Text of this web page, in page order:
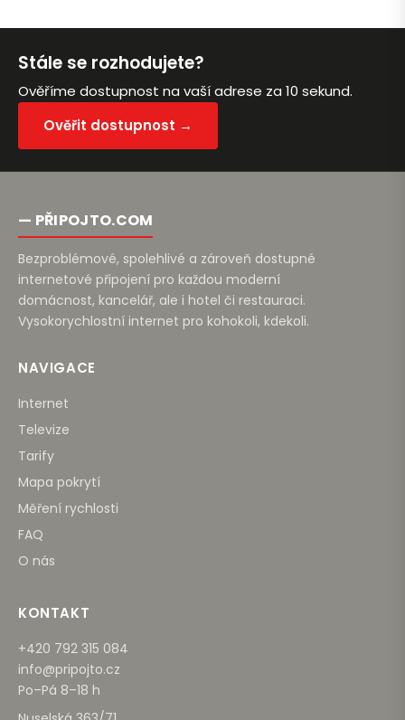
Stále se rozhodujete?
Ověříme dostupnost na vaší adrese za 10 sekund.
Ověřit dostupnost →
— PŘIPOJTO.COM
Bezproblémové, spolehlivé a zároveň dostupné
internetové připojení pro každou moderní
domácnost, kancelář, ale i hotel či restauraci.
Vysokorychlostní internet pro kohokoli, kdekoli.
NAVIGACE
Internet
Televize
Tarify
Mapa pokrytí
Měření rychlosti
FAQ
O nás
KONTAKT
+420 792 315 084
info@pripojto.cz
Po–Pá 8–18 h